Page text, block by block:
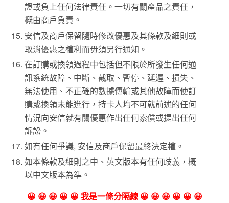
證或負上任何法律責任。一切有關產品之責任，
概由商戶負責。
安信及商戶保留隨時修改優惠及其條款及細則或
取消優惠之權利而毋須另行通知。
在訂購或換領過程中包括但不限於所發生任何通
訊系統故障、中斷、截取、暫停、延遲、損失、
無法使用、不正確的數據傳輸或其他故障而使訂
購或換領未能進行，持卡人均不可就前述的任何
情況向安信就有關優惠作出任何索償或提出任何
訴訟。
如有任何爭議, 安信及商戶保留最終決定權。
如本條款及細則之中、英文版本有任何歧義，概
以中文版本為準。
😀 😀 😀 😀 😀 我是一條分隔線 😀 😀 😀 😀 😀 😀